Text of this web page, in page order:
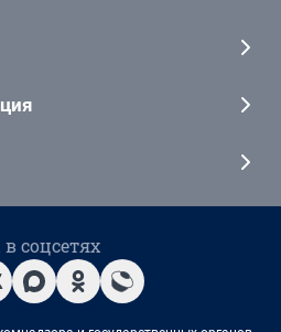
соцсетях